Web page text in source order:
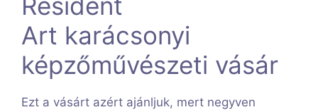
Art karácsonyi
képzőművészeti vásár
Ezt a vásárt azért ajánljuk, mert negyven